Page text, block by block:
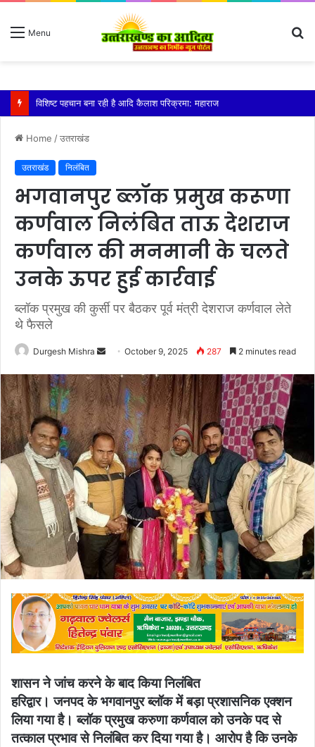
Menu
तेज बारिश से धर्मनगरी हरिद्वार हुई पानी-पानी
Home /उतराखंड
उतराखंड निलंबित
भगवानपुर ब्लॉक प्रमुख करूणा
कर्णवाल निलंबित ताऊ देशराज
कर्णवाल की मनमानी के चलते
उनके ऊपर हुई कार्रवाई
ब्लॉक प्रमुख की कुर्सी पर बैठकर पूर्व मंत्री देशराज कर्णवाल लेते
थे फैसले
Durgesh Mishra
Send
email
October 9, 2025 287 2 minutes read
शासन ने जांच करने के बाद किया निलंबित
हरिद्वार। जनपद के भगवानपुर ब्लॉक में बड़ा प्रशासनिक एक्शन
लिया गया है। ब्लॉक प्रमुख करुणा कर्णवाल को उनके पद से
तत्काल प्रभाव से निलंबित कर दिया गया है। आरोप है कि उनके